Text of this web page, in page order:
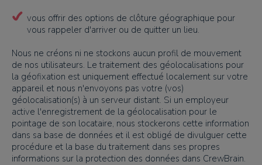
vous offrir des options de clôture géographique pour
vous rappeler d'arriver ou de quitter un lieu.
Nous ne créons ni ne stockons aucun profil de mouvement
de nos utilisateurs. Le traitement des géolocalisations pour
la géofixation est uniquement effectué localement sur votre
appareil et nous n'envoyons pas votre (vos)
géolocalisation(s) à un serveur distant. Si un employeur
active l'enregistrement de la géolocalisation pour le
pointage de son locataire, nous stockerons cette information
dans sa base de données et il est obligé de divulguer cette
procédure et la base du traitement dans ses propres
informations sur la protection des données dans CrewBrain.